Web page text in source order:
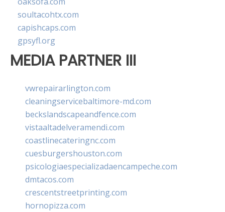
soultacohtx.com
capishcaps.com
gpsyfl.org
MEDIA PARTNER III
vwrepairarlington.com
cleaningservicebaltimore-md.com
beckslandscapeandfence.com
vistaaltadelveramendi.com
coastlinecateringnc.com
cuesburgershouston.com
psicologiaespecializadaencampeche.com
dmtacos.com
crescentstreetprinting.com
hornopizza.com